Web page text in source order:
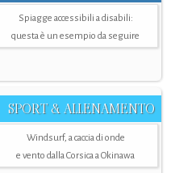
Spiagge accessibili a disabili:
questa è un esempio da seguire
SPORT & ALLENAMENTO
Windsurf, a caccia di onde
e vento dalla Corsica a Okinawa